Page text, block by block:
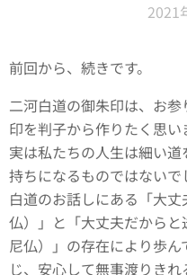
2021
前回から、続きです。
二河白道の御朱印は、お
印を判子から作りたく思い
実は私たちの人生は細い
持ちになるものではない
白道のお話しにある「大
仏）」と「大丈夫だから
尼仏）」の存在により歩
じ、安心して無事渡りきれ